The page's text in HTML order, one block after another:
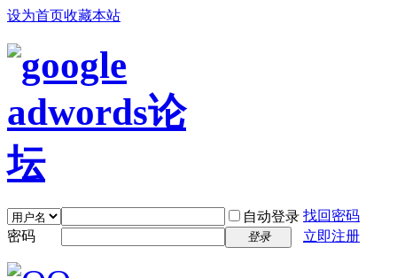
设为首页收藏本站
自动登录 找回密码
密码
登录 立即注册